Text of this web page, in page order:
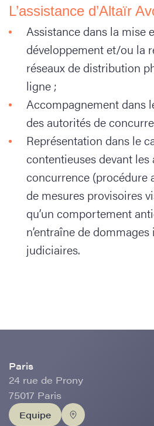
L’assistance d’Altaïr
Assistance dans la mise
développement et/ou la
réseaux de distribution
ligne ;
Accompagnement dans
des autorités de
Représentation dans le
contentieuses devant
concurrence (procédure
de mesures provisoires
qu’un comportement
n’entraîne de
judiciaires.
Paris
24 rue de Prony
75017 Paris
Equipe